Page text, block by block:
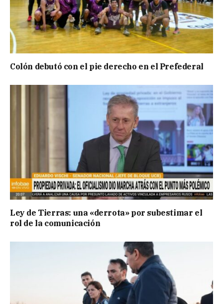
Colón debutó con el pie derecho en el Prefederal
Ley de Tierras: una «derrota» por subestimar el
rol de la comunicación